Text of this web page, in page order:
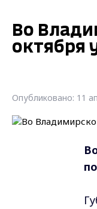
Во
октября
Опубликовано: 11